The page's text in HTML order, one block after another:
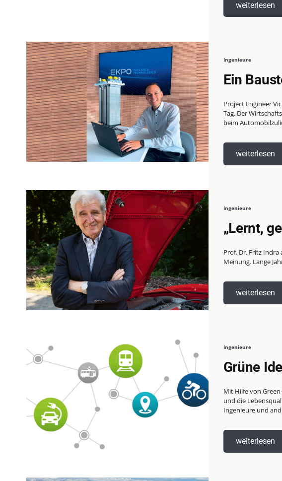
weiterlesen
Ingenieure
Ein
Project Engineer
Tag. Der
beim
weiterlesen
Ingenieure
„Lernt,
Prof. Dr. Fritz Indra
Meinung. Lange
weiterlesen
Ingenieure
Grüne
Mit Hilfe von
und die
Ingenieure und
weiterlesen